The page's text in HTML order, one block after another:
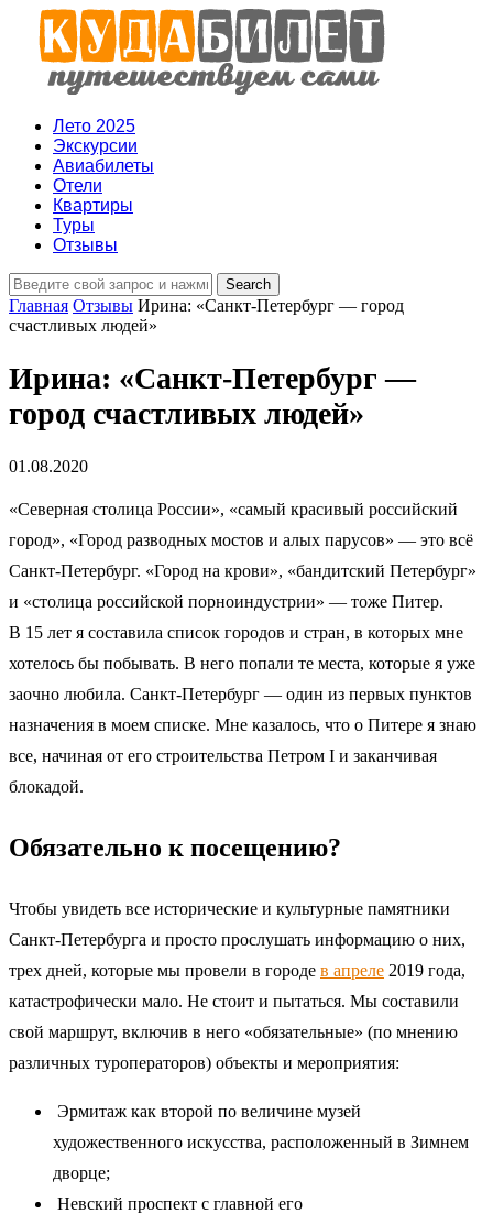
Лето 2025
Экскурсии
Авиабилеты
Отели
Квартиры
Туры
Отзывы
Главная Отзывы Ирина: «Санкт-Петербург — город
счастливых людей»
Ирина: «Санкт-Петербург —
город счастливых людей»
01.08.2020
«Северная столица России», «самый красивый российский
город», «Город разводных мостов и алых парусов» — это всё
Санкт-Петербург. «Город на крови», «бандитский Петербург»
и «столица российской порноиндустрии» — тоже Питер.
В 15 лет я составила список городов и стран, в которых мне
хотелось бы побывать. В него попали те места, которые я уже
заочно любила. Санкт-Петербург — один из первых пунктов
назначения в моем списке. Мне казалось, что о Питере я знаю
все, начиная от его строительства Петром І и заканчивая
блокадой.
Обязательно к посещению?
Чтобы увидеть все исторические и культурные памятники
Санкт-Петербурга и просто прослушать информацию о них,
трех дней, которые мы провели в городе в апреле 2019 года,
катастрофически мало. Не стоит и пытаться. Мы составили
свой маршрут, включив в него «обязательные» (по мнению
различных туроператоров) объекты и мероприятия:
Эрмитаж как второй по величине музей
художественного искусства, расположенный в Зимнем
дворце;
Невский проспект с главной его